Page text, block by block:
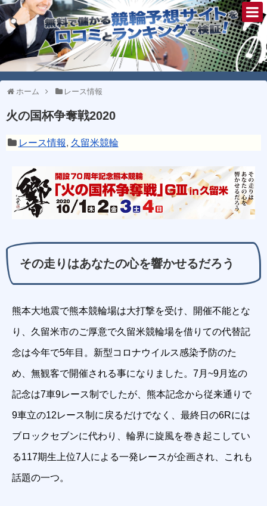
ホーム レース情報
火の国杯争奪戦2020
レース情報, 久留米競輪
その走りはあなたの心を響かせるだろう
熊本大地震で熊本競輪場は大打撃を受け、開催不能とな
り、久留米市のご厚意で久留米競輪場を借りての代替記
念は今年で5年目。新型コロナウイルス感染予防のた
め、無観客で開催される事になりました。7月~9月迄の
記念は7車9レース制でしたが、熊本記念から従来通りで
9車立の12レース制に戻るだけでなく、最終日の6Rには
ブロックセブンに代わり、輪界に旋風を巻き起こしてい
る117期生上位7人による一発レースが企画され、これも
話題の一つ。